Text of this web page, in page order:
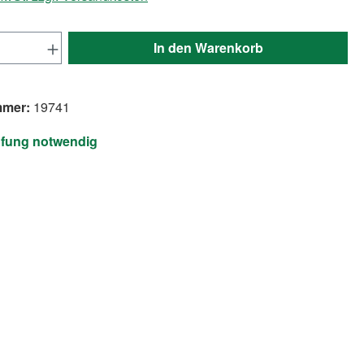
Gib den gewünschten Wert ein
In den Warenkorb
19741
notwendig